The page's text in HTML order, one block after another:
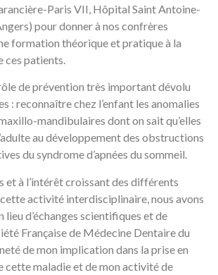
Paris VII, Hôpital Saint Antoine-
pour donner à nos confrères
formation théorique et pratique à la
ces patients.
de prévention très important dévolu
: reconnaître chez l’enfant les anomalies
mandibulaires dont on sait qu’elles
au développement des obstructions
du syndrome d’apnées du sommeil.
et à l’intérêt croissant des différents
activité interdisciplinaire, nous avons
lieu d’échanges scientifiques et de
Française de Médecine Dentaire du
de mon implication dans la prise en
cette maladie et de mon activité de